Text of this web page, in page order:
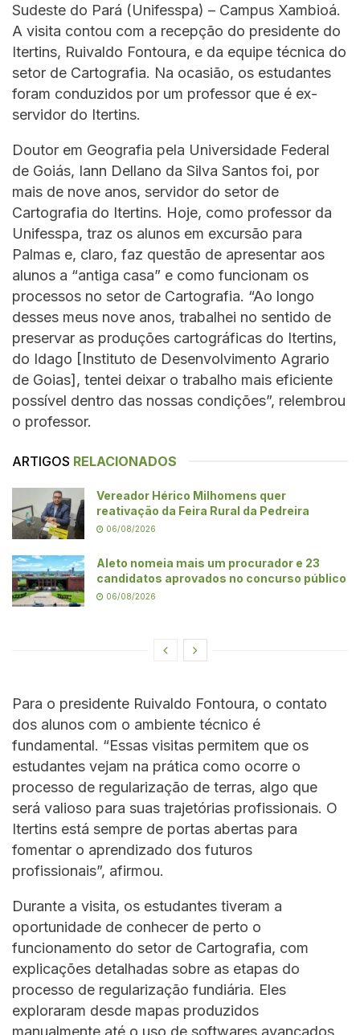
Sudeste do Pará (Unifesspa) – Campus Xambioá.
A visita contou com a recepção do presidente do
Itertins, Ruivaldo Fontoura, e da equipe técnica do
setor de Cartografia. Na ocasião, os estudantes
foram conduzidos por um professor que é ex-
servidor do Itertins.
Doutor em Geografia pela Universidade Federal
de Goiás, Iann Dellano da Silva Santos foi, por
mais de nove anos, servidor do setor de
Cartografia do Itertins. Hoje, como professor da
Unifesspa, traz os alunos em excursão para
Palmas e, claro, faz questão de apresentar aos
alunos a “antiga casa” e como funcionam os
processos no setor de Cartografia. “Ao longo
desses meus nove anos, trabalhei no sentido de
preservar as produções cartográficas do Itertins,
do Idago [Instituto de Desenvolvimento Agrario
de Goias], tentei deixar o trabalho mais eficiente
possível dentro das nossas condições”, relembrou
o professor.
ARTIGOS RELACIONADOS
Vereador Hérico Milhomens quer
reativação da Feira Rural da Pedreira
06/08/2026
Aleto nomeia mais um procurador e 23
candidatos aprovados no concurso público
06/08/2026
Para o presidente Ruivaldo Fontoura, o contato
dos alunos com o ambiente técnico é
fundamental. “Essas visitas permitem que os
estudantes vejam na prática como ocorre o
processo de regularização de terras, algo que
será valioso para suas trajetórias profissionais. O
Itertins está sempre de portas abertas para
fomentar o aprendizado dos futuros
profissionais”, afirmou.
Durante a visita, os estudantes tiveram a
oportunidade de conhecer de perto o
funcionamento do setor de Cartografia, com
explicações detalhadas sobre as etapas do
processo de regularização fundiária. Eles
exploraram desde mapas produzidos